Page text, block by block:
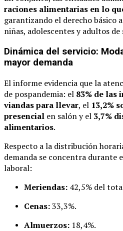
raciones alimentarias en lo
garantizando el derecho básico
niñas, adolescentes y adultos
Dinámica del servicio:
mayor demanda
El informe evidencia que la
de pospandemia: el 83% de las
viandas para llevar, el 13,2%
presencial en salón y el 3,7%
alimentarios.
Respecto a la distribución
demanda se concentra durante
laboral:
Meriendas: 42,5% del
Cenas:33,3%.
Almuerzos: 18,4%.